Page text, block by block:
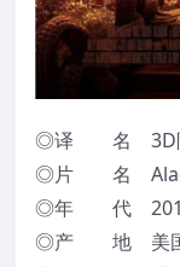
◎译 名 3D阿
◎片 名
◎年 代
◎产 地 美